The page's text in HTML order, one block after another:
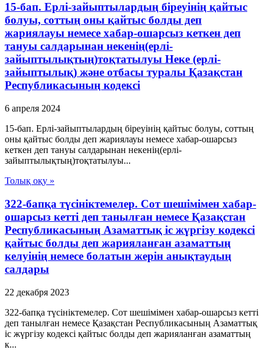
15-бап. Ерлі-зайыптылардың біреуінің қайтыс
болуы, соттың оны қайтыс болды деп
жариялауы немесе хабар-ошарсыз кеткен деп
тануы салдарынан некенің(ерлі-
зайыптылықтың)тоқтатылуы Неке (ерлі-
зайыптылық) және отбасы туралы Қазақстан
Республикасының кодексі
6 апреля 2024
15-бап. Ерлі-зайыптылардың біреуінің қайтыс болуы, соттың
оны қайтыс болды деп жариялауы немесе хабар-ошарсыз
кеткен деп тануы салдарынан некенің(ерлі-
зайыптылықтың)тоқтатылуы...
Толық оқу »
322-бапқа түсініктемелер. Сот шешімімен хабар-
ошарсыз кетті деп танылған немесе Қазақстан
Республикасының Азаматтық іс жүргізу кодексі
қайтыс болды деп жарияланған азаматтың
келуінің немесе болатын жерін анықтаудың
салдары
22 декабря 2023
322-бапқа түсініктемелер. Сот шешімімен хабар-ошарсыз кетті
деп танылған немесе Қазақстан Республикасының Азаматтық
іс жүргізу кодексі қайтыс болды деп жарияланған азаматтың
к...